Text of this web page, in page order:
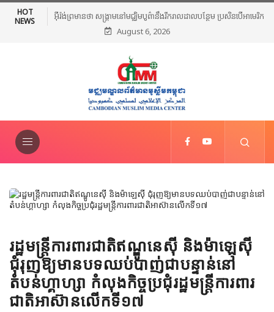
HOT
NEWS
អ៊ីរ៉ង់ព្រមានថា សង្គ្រាមនៅមជ្ឈិមបូព៌ានឹងរីករាលដាលបន្ថែម ប្រសិនបើអាមេរិក
បន្តវាយប្រហារ
August 6, 2026
រដ្ឋមន្ត្រីការពារជាតិឥណ្ឌូនេស៊ី និងម៉ាឡេស៊ី
ជុំរុញឱ្យមានបទឈប់បាញ់ជាបន្ទាន់នៅ
តំបន់ហ្គាហ្សា កំលុងកិច្ចប្រជុំរដ្ឋមន្ត្រីការពារ
ជាតិអាស៊ានលើកទី១៧